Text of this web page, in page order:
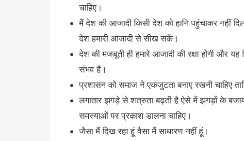
चाहिए।
मैं देश की आजादी किसी देश को हानि पहुंचाकर नहीं
देश हमारी आजादी से सीख सकें।
देश की मजबूती ही हमारे आजादी की रक्षा होगी और
संभव है।
प्रशासन को समाज ने एकजुटता बनाए रखनी चाहिए
लगातार झगड़े से शत्रुता बढ़ती है ऐसे में झगड़ों के बजाय
समस्याओं पर प्रकाश डालना चाहिए।
जैसा मैं दिख रहा हूं वैसा मैं साधारण नहीं हूं।